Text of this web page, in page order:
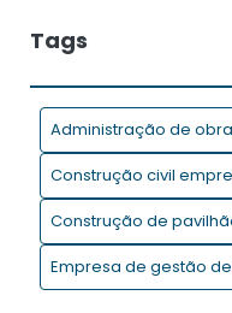
realização de uma obra !
Drones na construção
aplicações
Motivos para
O uso da Metodologia
construção
Tags
Administração de
Construção civil
Construção de
Empresa de gestão